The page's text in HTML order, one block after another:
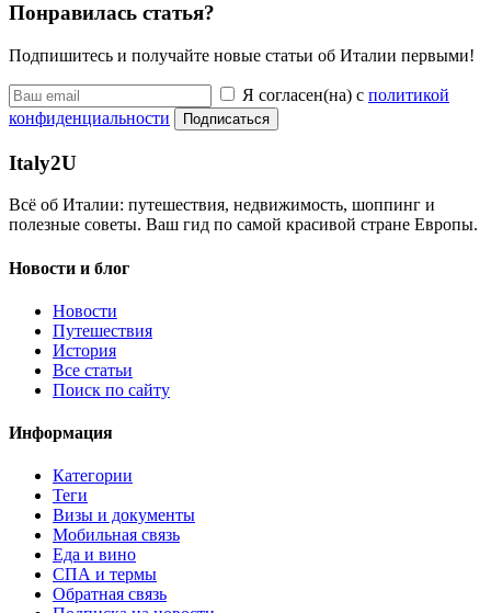
Понравилась статья?
Подпишитесь и получайте новые статьи об Италии первыми!
Я согласен(на) с политикой
конфиденциальности
Подписаться
Italy2U
Всё об Италии: путешествия, недвижимость, шоппинг и
полезные советы. Ваш гид по самой красивой стране Европы.
Новости и блог
Новости
Путешествия
История
Все статьи
Поиск по сайту
Информация
Категории
Теги
Визы и документы
Мобильная связь
Еда и вино
СПА и термы
Обратная связь